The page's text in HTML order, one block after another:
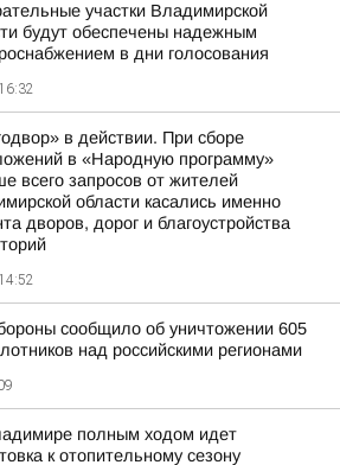
участки Владимирской
будут обеспечены надежным
в дни голосования
16:32
в действии. При сборе
в «Народную программу»
всего запросов от жителей
области касались именно
дворов, дорог и благоустройства
14:52
сообщило об уничтожении 605
над российскими регионами
полным ходом идет
к отопительному сезону